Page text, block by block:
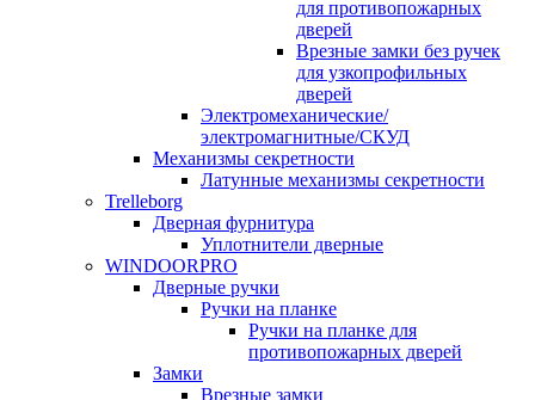
для противопожарных
дверей
Врезные замки без ручек
для узкопрофильных
дверей
Электромеханические/
электромагнитные/СКУД
Механизмы секретности
Латунные механизмы секретности
Trelleborg
Дверная фурнитура
Уплотнители дверные
WINDOORPRO
Дверные ручки
Ручки на планке
Ручки на планке для
противопожарных дверей
Замки
Врезные замки